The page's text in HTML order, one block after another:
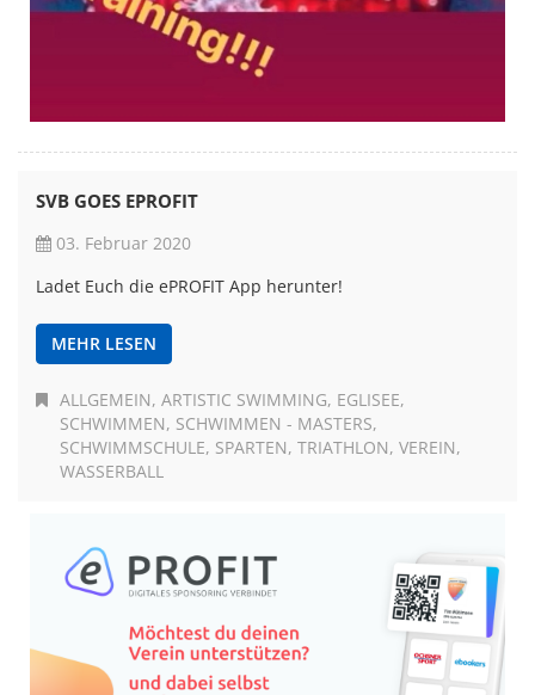
SVB GOES EPROFIT
03. Februar 2020
Ladet Euch die ePROFIT App herunter!
MEHR LESEN
ALLGEMEIN ARTISTIC SWIMMING EGLISEE
SCHWIMMEN SCHWIMMEN - MASTERS
SCHWIMMSCHULE SPARTEN TRIATHLON VEREIN
WASSERBALL